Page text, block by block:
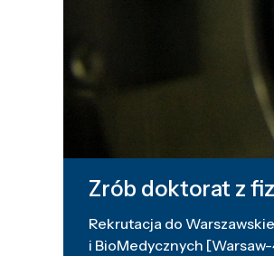
Zrób doktorat z
Rekrutacja do
i BioMedycznych